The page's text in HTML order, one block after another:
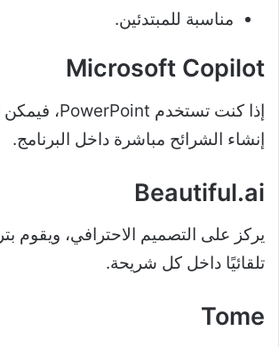
مناسبة للمبتدئين.
Microsoft Copilot
إنشاء الشرائح مباشرة داخل البرنامج.
Beautiful.ai
يركز على التصميم الاحترافي، ويقوم
تلقائيًا داخل كل شريحة.
Tome